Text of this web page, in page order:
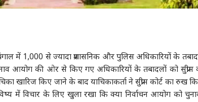
में 1,000 से ज्यादा प्रशासनिक और पुलिस अधिकारियों के
आयोग की ओर से किए गए अधिकारियों के तबादलों को सुप्रीम
खारिज किए जाने के बाद याचिकाकर्ता ने सुप्रीम कोर्ट का रुख
में विचार के लिए खुला रखा कि क्या निर्वाचन आयोग को
Gen-G
कौन, सर्वे ने
CJP की टीम बनने पर
अभिजीत दीपके बोले,
'सबसे बड़ी चुनौती...'
बारिश में राहुल-प्रियंका
की बातचीत, अमित शाह
खुद थामे दिखे छाता
2
बॉलीवुड इंडिया